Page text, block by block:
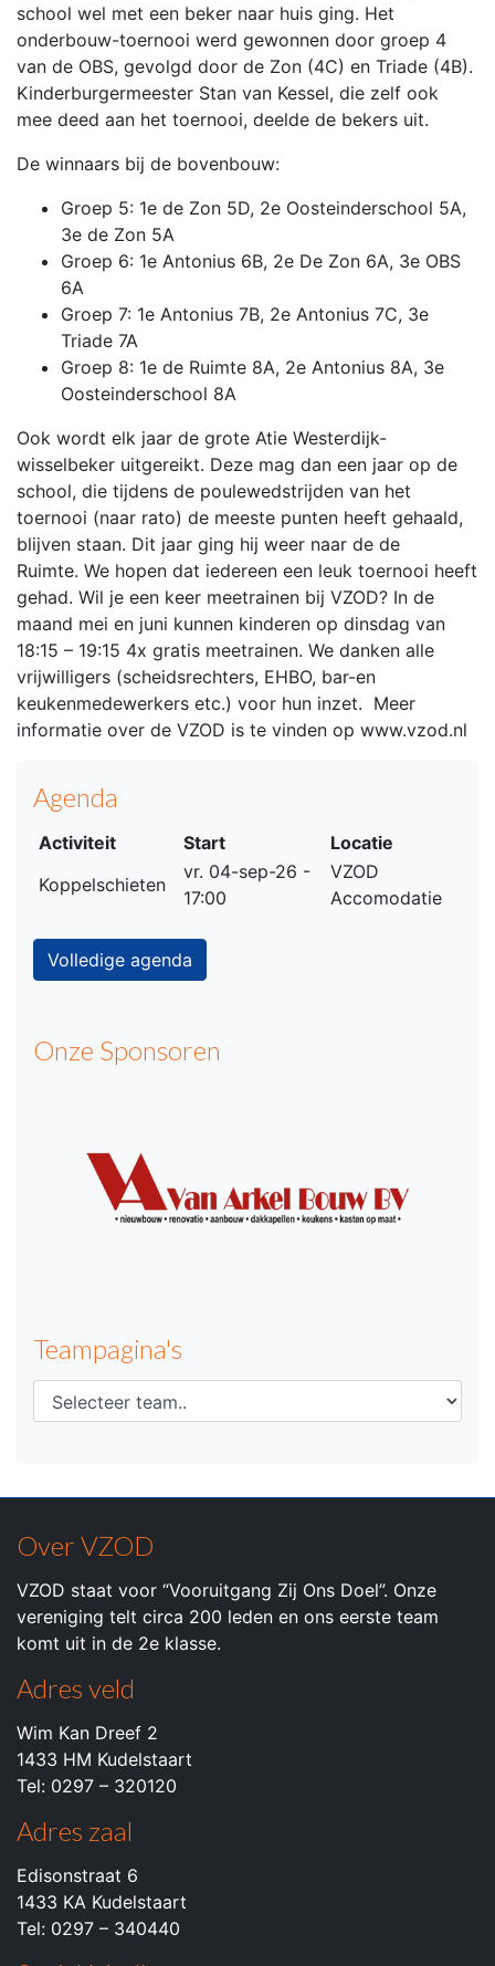
school wel met een beker naar huis ging. Het
onderbouw-toernooi werd gewonnen door groep 4
van de OBS, gevolgd door de Zon (4C) en Triade (4B).
Kinderburgermeester Stan van Kessel, die zelf ook
mee deed aan het toernooi, deelde de bekers uit.
De winnaars bij de bovenbouw:
Groep 5: 1e de Zon 5D, 2e Oosteinderschool 5A,
3e de Zon 5A
Groep 6: 1e Antonius 6B, 2e De Zon 6A, 3e OBS
6A
Groep 7: 1e Antonius 7B, 2e Antonius 7C, 3e
Triade 7A
Groep 8: 1e de Ruimte 8A, 2e Antonius 8A, 3e
Oosteinderschool 8A
Ook wordt elk jaar de grote Atie Westerdijk-
wisselbeker uitgereikt. Deze mag dan een jaar op de
school, die tijdens de poulewedstrijden van het
toernooi (naar rato) de meeste punten heeft gehaald,
blijven staan. Dit jaar ging hij weer naar de de
Ruimte. We hopen dat iedereen een leuk toernooi heeft
gehad. Wil je een keer meetrainen bij VZOD? In de
maand mei en juni kunnen kinderen op dinsdag van
18:15 – 19:15 4x gratis meetrainen. We danken alle
vrijwilligers (scheidsrechters, EHBO, bar-en
keukenmedewerkers etc.) voor hun inzet. Meer
informatie over de VZOD is te vinden op www.vzod.nl
Agenda
Activiteit Start
Locatie
Koppelschieten
vr. 04-sep-26 -
17:00
VZOD
Accomodatie
Volledige agenda
Onze Sponsoren
Teampagina's
Over VZOD
VZOD staat voor “Vooruitgang Zij Ons Doel”. Onze
vereniging telt circa 200 leden en ons eerste team
komt uit in de 2e klasse.
Adres veld
Wim Kan Dreef 2
1433 HM Kudelstaart
Tel: 0297 – 320120
Adres zaal
Edisonstraat 6
1433 KA Kudelstaart
Tel: 0297 – 340440